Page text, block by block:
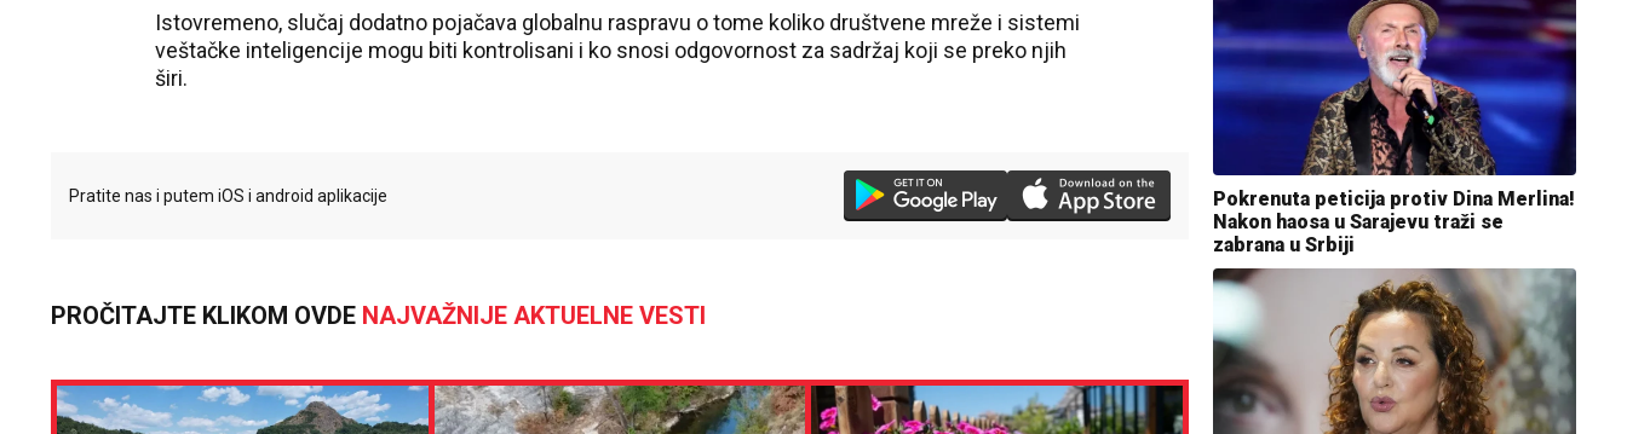
Istovremeno, slučaj dodatno pojačava globalnu raspravu o tome koliko društvene mreže i sistemi
veštačke inteligencije mogu biti kontrolisani i ko snosi odgovornost za sadržaj koji se preko njih
širi.
Pratite nas i putem iOS i android aplikacije
PROČITAJTE KLIKOM OVDE NAJVAŽNIJE AKTUELNE VESTI
Pokrenuta peticija protiv Dina Merlina!
Nakon haosa u Sarajevu traži se
zabrana u Srbiji